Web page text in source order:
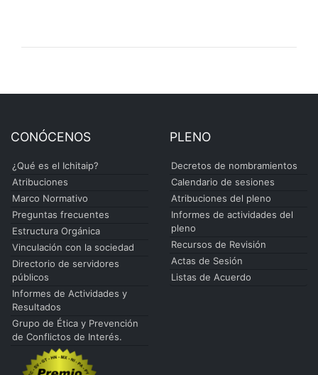
CONÓCENOS
¿Qué es el Ichitaip?
Atribuciones
Marco Normativo
Preguntas frecuentes
Estructura Orgánica
Vinculación con la sociedad
Directorio de servidores
públicos
Informes de Actividades y
Resultados
Grupo de Ética y Prevención
de Conflictos de Interés.
PLENO
Decretos de nombramientos
Calendario de sesiones
Atribuciones del pleno
Informes de actividades del
pleno
Recursos de Revisión
Actas de Sesión
Listas de Acuerdo